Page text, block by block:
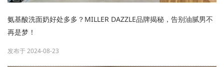
氨基酸洗面奶好处多多？MILLER DAZZLE品牌揭秘，告别油腻男不
再是梦！
发布于 2024-08-23